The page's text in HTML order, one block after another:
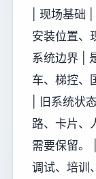
| 现场基础
安装位置、
系统边界 |
车、梯控、
| 旧系统状
路、卡片、
需要保留。
调试、培训